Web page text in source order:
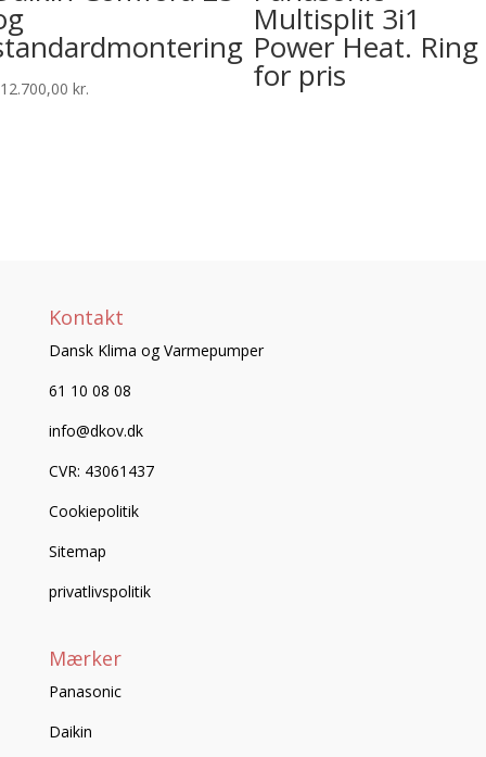
12.700,00 kr.
Multisplit 3i1
Power Heat. Ring
for pris
Kontakt
Dansk Klima og Varmepumper
61 10 08 08
info@dkov.dk
CVR: 43061437
Cookiepolitik
Sitemap
privatlivspolitik
Mærker
Panasonic
Daikin